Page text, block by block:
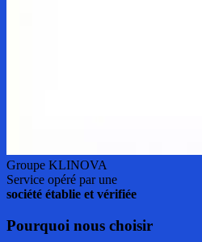
Groupe KLINOVA
Service opéré par une
société établie et vérifiée
Pourquoi nous choisir